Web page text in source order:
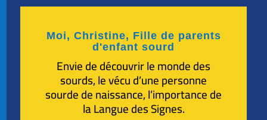
Moi, Christine, Fille de parents
d'enfant sourd
Envie de découvrir le monde des
sourds, le vécu d’une personne
sourde de naissance, l’importance de
la Langue des Signes.